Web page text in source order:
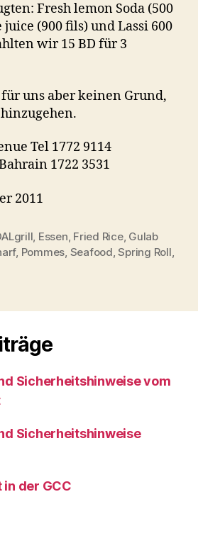
Fresh lemon Soda (500
(900 fils) und Lassi 600
wir 15 BD für 3
uns aber keinen Grund,
Tel 1772 9114
1722 3531
2011
Essen Fried Rice, Gulab
, Pommes Seafood ,Spring Roll
Sicherheitshinweise vom
Sicherheitshinweise
der GCC